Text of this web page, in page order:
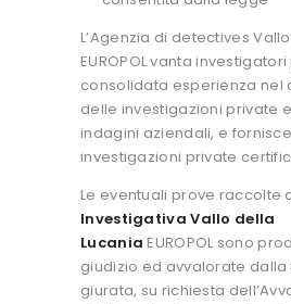
L’Agenzia di detectives
EUROPOL vanta
consolidata esperienza nel
delle investigazioni private
indagini aziendali, e
investigazioni private
Le eventuali prove raccolte
Investigativa Vallo della
Lucania EUROPOL sono
giudizio ed avvalorate dalla
giurata, su richiesta